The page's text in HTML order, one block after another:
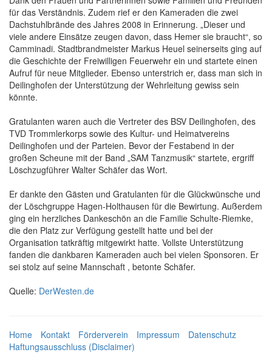
für das Verständnis. Zudem rief er den Kameraden die zwei
Dachstuhlbrände des Jahres 2008 in Erinnerung. „Dieser und
viele andere Einsätze zeugen davon, dass Hemer sie braucht“, so
Camminadi. Stadtbrandmeister Markus Heuel seinerseits ging auf
die Geschichte der Freiwilligen Feuerwehr ein und startete einen
Aufruf für neue Mitglieder. Ebenso unterstrich er, dass man sich in
Deilinghofen der Unterstützung der Wehrleitung gewiss sein
könnte.
Gratulanten waren auch die Vertreter des BSV Deilinghofen, des
TVD Trommlerkorps sowie des Kultur- und Heimatvereins
Deilinghofen und der Parteien. Bevor der Festabend in der
großen Scheune mit der Band „SAM Tanzmusik“ startete, ergriff
Löschzugführer Walter Schäfer das Wort.
Er dankte den Gästen und Gratulanten für die Glückwünsche und
der Löschgruppe Hagen-Holthausen für die Bewirtung. Außerdem
ging ein herzliches Dankeschön an die Familie Schulte-Riemke,
die den Platz zur Verfügung gestellt hatte und bei der
Organisation tatkräftig mitgewirkt hatte. Vollste Unterstützung
fanden die dankbaren Kameraden auch bei vielen Sponsoren. Er
sei stolz auf seine Mannschaft , betonte Schäfer.
Quelle: DerWesten.de
Home Kontakt Förderverein Impressum
Datenschutz
Haftungsausschluss (Disclaimer)